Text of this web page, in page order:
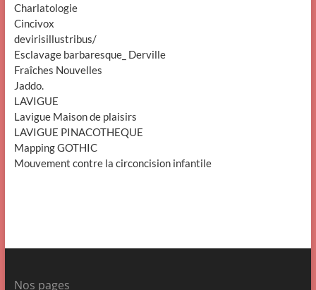
Charlatologie
Cincivox
devirisillustribus/
Esclavage barbaresque_ Derville
Fraîches Nouvelles
Jaddo.
LAVIGUE
Lavigue Maison de plaisirs
LAVIGUE PINACOTHEQUE
Mapping GOTHIC
Mouvement contre la circoncision infantile
Nos pages